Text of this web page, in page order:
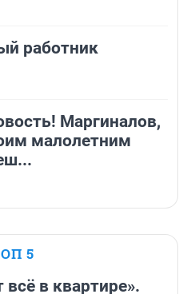
работник
Маргиналов,
малолетним
5
в квартире».